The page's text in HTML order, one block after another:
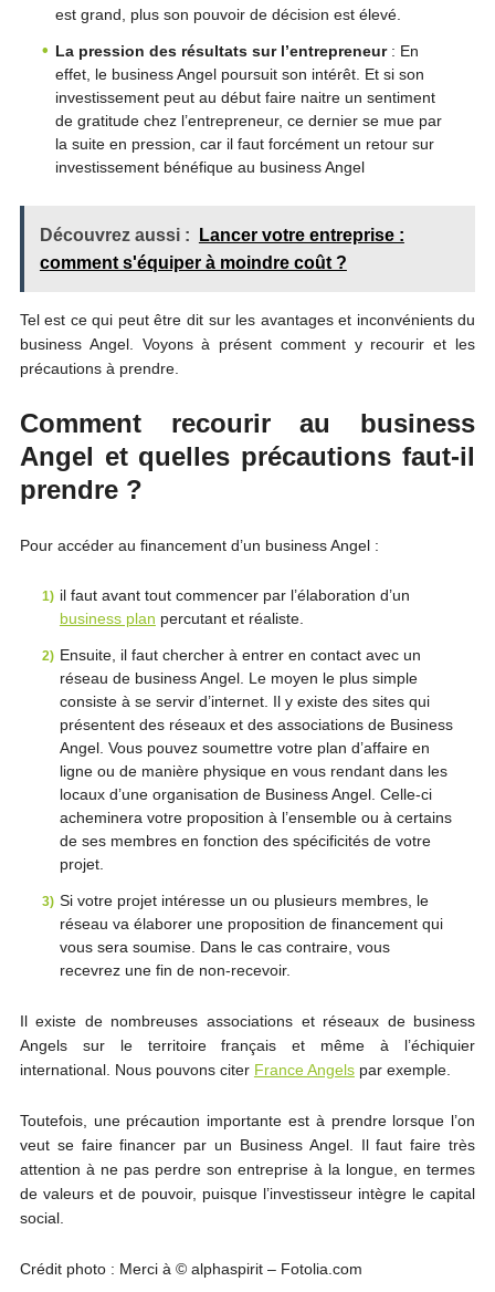
est grand, plus son pouvoir de décision est élevé.
La pression des résultats sur l’entrepreneur : En
effet, le business Angel poursuit son intérêt. Et si son
investissement peut au début faire naitre un sentiment
de gratitude chez l’entrepreneur, ce dernier se mue par
la suite en pression, car il faut forcément un retour sur
investissement bénéfique au business Angel
Découvrez aussi :
Lancer votre entreprise :
comment s'équiper à moindre coût ?
Tel est ce qui peut être dit sur les avantages et inconvénients du
business Angel. Voyons à présent comment y recourir et les
précautions à prendre.
Comment recourir au business
Angel et quelles précautions faut-il
prendre ?
Pour accéder au financement d’un business Angel :
il faut avant tout commencer par l’élaboration d’un
business plan percutant et réaliste.
Ensuite, il faut chercher à entrer en contact avec un
réseau de business Angel. Le moyen le plus simple
consiste à se servir d’internet. Il y existe des sites qui
présentent des réseaux et des associations de Business
Angel. Vous pouvez soumettre votre plan d’affaire en
ligne ou de manière physique en vous rendant dans les
locaux d’une organisation de Business Angel. Celle-ci
acheminera votre proposition à l’ensemble ou à certains
de ses membres en fonction des spécificités de votre
projet.
Si votre projet intéresse un ou plusieurs membres, le
réseau va élaborer une proposition de financement qui
vous sera soumise. Dans le cas contraire, vous
recevrez une fin de non-recevoir.
Il existe de nombreuses associations et réseaux de business
Angels sur le territoire français et même à l’échiquier
international. Nous pouvons citer France Angelspar exemple.
Toutefois, une précaution importante est à prendre lorsque l’on
veut se faire financer par un Business Angel. Il faut faire très
attention à ne pas perdre son entreprise à la longue, en termes
de valeurs et de pouvoir, puisque l’investisseur intègre le capital
social.
Crédit photo : Merci à © alphaspirit – Fotolia.com